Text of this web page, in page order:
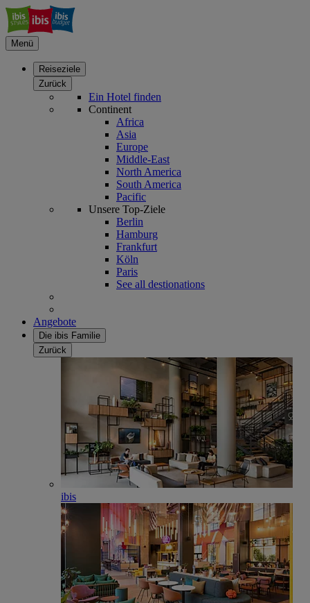
Menü
Reiseziele
Zurück
Ein Hotel finden
Continent
Africa
Asia
Europe
Middle-East
North America
South America
Pacific
Unsere Top-Ziele
Berlin
Hamburg
Frankfurt
Köln
Paris
See all destionations
Angebote
Die ibis Familie
Zurück
ibis